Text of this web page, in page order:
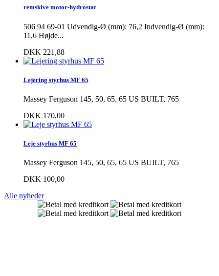
remskive motor-hydrostat
506 94 69-01 Udvendig-Ø (mm): 76,2 Indvendig-Ø (mm):
11,6 Højde...
DKK 221,88
Lejering styrhus MF 65
Massey Ferguson 145, 50, 65, 65 US BUILT, 765
DKK 170,00
Leje styrhus MF 65
Massey Ferguson 145, 50, 65, 65 US BUILT, 765
DKK 100,00
Alle nyheder